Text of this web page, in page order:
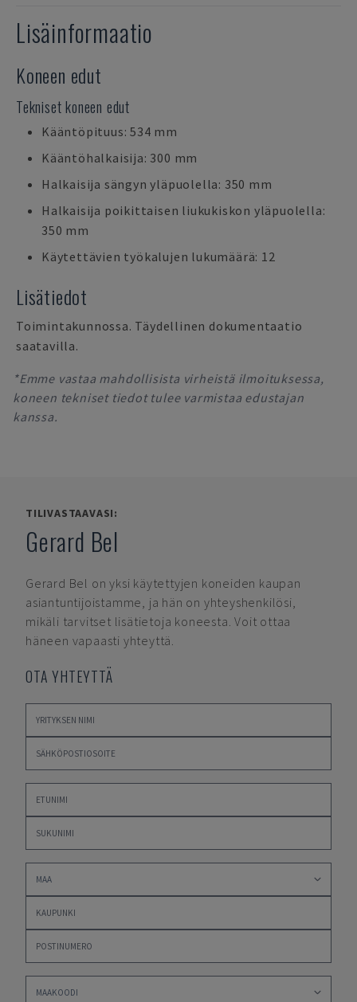
Lisäinformaatio
Koneen edut
Tekniset koneen edut
Kääntöpituus: 534 mm
Kääntöhalkaisija: 300 mm
Halkaisija sängyn yläpuolella: 350 mm
Halkaisija poikittaisen liukukiskon yläpuolella:
350 mm
Käytettävien työkalujen lukumäärä: 12
Lisätiedot
Toimintakunnossa. Täydellinen dokumentaatio
saatavilla.
*Emme vastaa mahdollisista virheistä ilmoituksessa,
koneen tekniset tiedot tulee varmistaa edustajan
kanssa.
TILIVASTAAVASI:
Gerard Bel
Gerard Bel on yksi käytettyjen koneiden kaupan
asiantuntijoistamme, ja hän on yhteyshenkilösi,
mikäli tarvitset lisätietoja koneesta. Voit ottaa
häneen vapaasti yhteyttä.
OTA YHTEYTTÄ